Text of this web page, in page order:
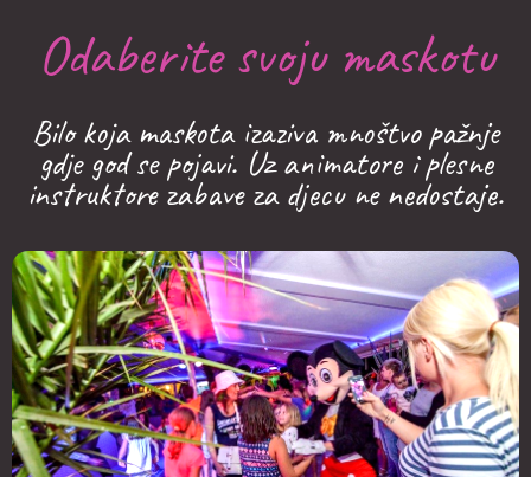
Odaberite svoju maskotu
Bilo koja maskota izaziva mnoštvo pažnje
gdje god se pojavi. Uz animatore i plesne
instruktore zabave za djecu ne nedostaje.